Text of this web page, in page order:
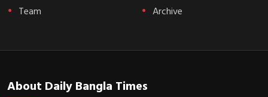
Team
Archive
About Daily Bangla Times